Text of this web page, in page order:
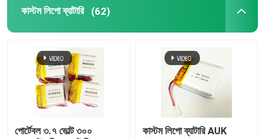
কাস্টম লিপো ব্যাটারি (62)
পোর্টেবল ৩.৭ ভোল্ট ৩০০
কাস্টম লিপো ব্যাটারি AUK